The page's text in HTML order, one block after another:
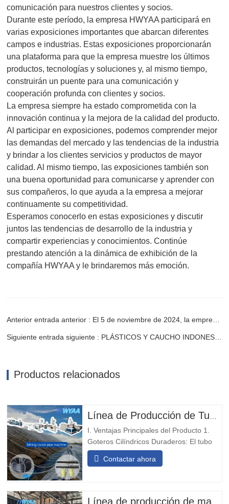
comunicación para nuestros clientes y socios.
Durante este período, la empresa HWYAA participará en
varias exposiciones importantes que abarcan diferentes
campos e industrias. Estas exposiciones proporcionarán
una plataforma para que la empresa muestre los últimos
productos, tecnologías y soluciones y, al mismo tiempo,
construirán un puente para una comunicación y
cooperación profunda con clientes y socios.
La empresa siempre ha estado comprometida con la
innovación continua y la mejora de la calidad del producto.
Al participar en exposiciones, podemos comprender mejor
las demandas del mercado y las tendencias de la industria
y brindar a los clientes servicios y productos de mayor
calidad. Al mismo tiempo, las exposiciones también son
una buena oportunidad para comunicarse y aprender con
sus compañeros, lo que ayuda a la empresa a mejorar
continuamente su competitividad.
Esperamos conocerlo en estas exposiciones y discutir
juntos las tendencias de desarrollo de la industria y
compartir experiencias y conocimientos. Continúe
prestando atención a la dinámica de exhibición de la
compañía HWYAA y le brindaremos más emoción.
Productos relacionados
I. Ventajas Principales del Producto 1.
Goteros Cilíndricos Duraderos: El tubo
de goteo con emisor redondo incrustado
está equipado con goteros de alta
adecuado para operaciones mineras a
Contactar ahora